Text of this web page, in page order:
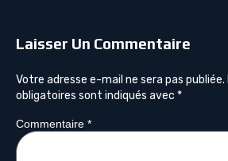
Laisser Un Commentaire
Votre adresse e-mail ne sera pas publiée.
obligatoires sont indiqués avec *
Commentaire *